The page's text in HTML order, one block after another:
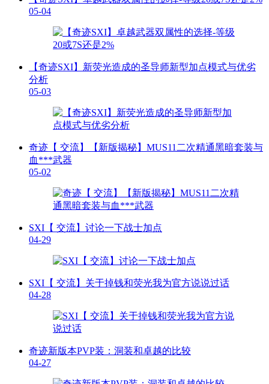
05-04
【奇迹SXI】新荧光造成的圣导师新型加点模式与优劣
分析
05-03
奇迹【 交流】【新版揭秘】MUS11二次精通黑暗套装与
血***武器
05-02
SXI【 交流】讨论一下战士加点
04-29
SXI【 交流】关于掉钱和荧光我为官方说说过话
04-28
奇迹新版本PVP装：洞装和卓越的比较
04-27